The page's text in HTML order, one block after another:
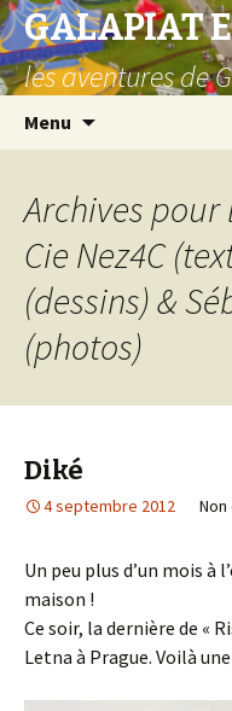
GALAPIAT
les aventures de
Menu
principal
Archives
Cie Nez4C
(dessins) &
(photos)
Diké
4 septembre 2012 Non
Un peu plus d’un mois à
maison !
Ce soir, la dernière de «
Letna à Prague. Voilà une